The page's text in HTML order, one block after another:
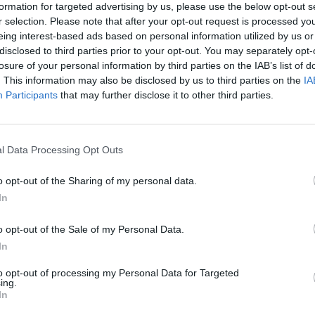
for targeted advertising by us, please use the below opt-out
selection. Please note that after your opt-out request is processed
interest-based ads based on personal information utilized by us
to third parties prior to your opt-out. You may separately
of your personal information by third parties on the IAB’s list of
This information may also be disclosed by us to third parties on the
Participants that may further disclose it to other third parties.
Data Processing Opt Outs
opt-out of the Sharing of my personal data.
opt-out of the Sale of my Personal Data.
opt-out of processing my Personal Data for Targeted
Déli Parancsnokságának (SOUTHCOM) vezetője
a CNN.
a SOUTHCOM parancsnoka pénteken találkozott
a vezérkari főnök első helyettesével és más kubai
szerint a felek "a műveleti biztonság kérdéseiről folytattak
portfolio.hu hírarchívumához tartozik, melynek olvasása